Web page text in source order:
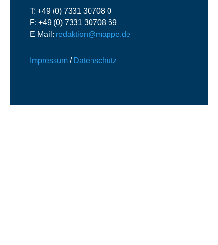
T: +49 (0) 7331 30708 0
F: +49 (0) 7331 30708 69
E-Mail: redaktion@mappe.de
Impressum/ Datenschutz